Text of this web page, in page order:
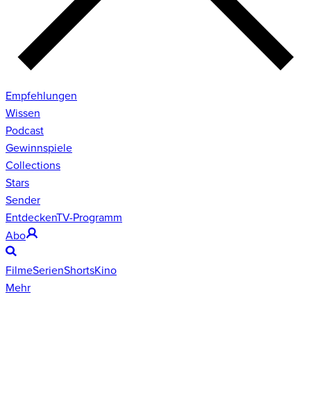
Empfehlungen
Wissen
Podcast
Gewinnspiele
Collections
Stars
Sender
EntdeckenTV-Programm
Abo
FilmeSerienShortsKino
Mehr